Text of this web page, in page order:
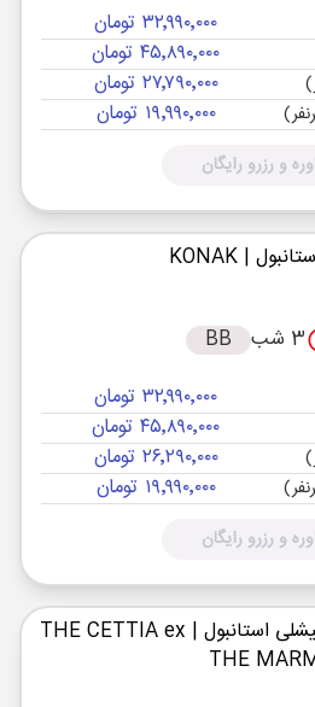
۳۲٬۹۹۰٬۰۰۰ تومان
۴۵٬۸۹۰٬۰۰۰ تومان
۲۷٬۷۹۰٬۰۰۰ تومان
۱۹٬۹۹۰٬۰۰۰ تومان
و رزرو رایگان
| KONAK
3 شب BB
۳۲٬۹۹۰٬۰۰۰ تومان
۴۵٬۸۹۰٬۰۰۰ تومان
۲۶٬۲۹۰٬۰۰۰ تومان
۱۹٬۹۹۰٬۰۰۰ تومان
و رزرو رایگان
استانبول | THE CETTIA ex
THE